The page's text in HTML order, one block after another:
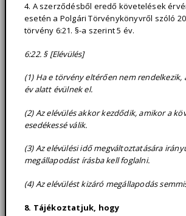
4. A szerződésből eredő követelések
esetén a Polgári Törvénykönyvről szóló
törvény 6:21. §-a szerint 5 év.
6:22. § [Elévülés]
(1) Ha e törvény eltérően nem rendelkezik,
év alatt évülnek el.
(2) Az elévülés akkor kezdődik, amikor a
esedékessé válik.
(3) Az elévülési idő megváltoztatására
megállapodást írásba kell foglalni.
(4) Az elévülést kizáró megállapodás
8. Tájékoztatjuk, hogy